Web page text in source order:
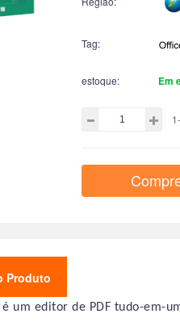
Tag:
estoque: Em
Produto
é um editor de PDF tudo-em-